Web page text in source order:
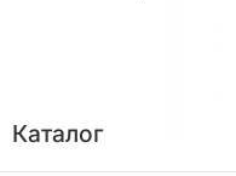
Каталог